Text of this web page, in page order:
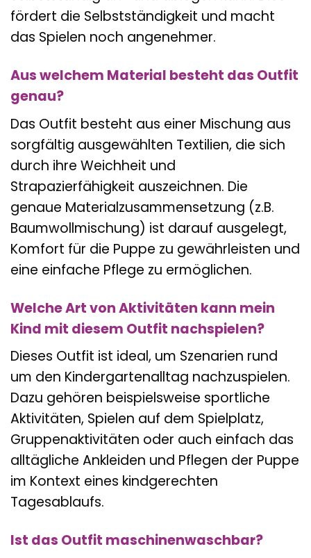
fördert die Selbstständigkeit und macht
das Spielen noch angenehmer.
Aus welchem Material besteht das Outfit
genau?
Das Outfit besteht aus einer Mischung aus
sorgfältig ausgewählten Textilien, die sich
durch ihre Weichheit und
Strapazierfähigkeit auszeichnen. Die
genaue Materialzusammensetzung (z.B.
Baumwollmischung) ist darauf ausgelegt,
Komfort für die Puppe zu gewährleisten und
eine einfache Pflege zu ermöglichen.
Welche Art von Aktivitäten kann mein
Kind mit diesem Outfit nachspielen?
Dieses Outfit ist ideal, um Szenarien rund
um den Kindergartenalltag nachzuspielen.
Dazu gehören beispielsweise sportliche
Aktivitäten, Spielen auf dem Spielplatz,
Gruppenaktivitäten oder auch einfach das
alltägliche Ankleiden und Pflegen der Puppe
im Kontext eines kindgerechten
Tagesablaufs.
Ist das Outfit maschinenwaschbar?